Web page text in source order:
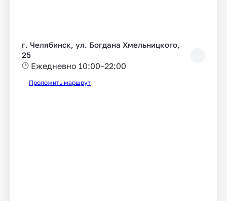
г. Челябинск, ул. Богдана Хмельницкого,
25
Ежедневно 10:00–22:00
Проложить маршрут